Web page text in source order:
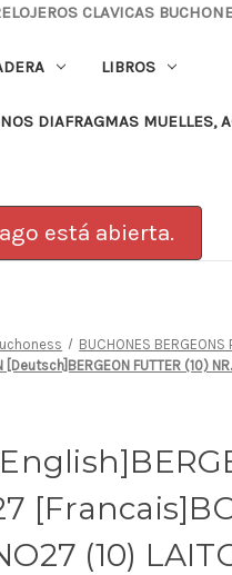
CLAVICAS
LIBROS
DIAFRAGMAS MUELLES,
está abierta.
BUCHONES BERGEONS
FUTTER (10)
(10)